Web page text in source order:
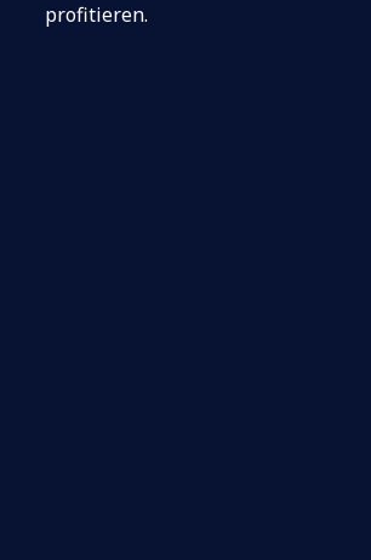
profitieren.